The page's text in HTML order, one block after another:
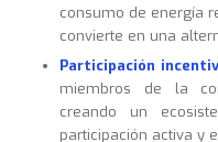
consumo de energía
convierte en una
Participación
miembros de la
creando un
participación activa y